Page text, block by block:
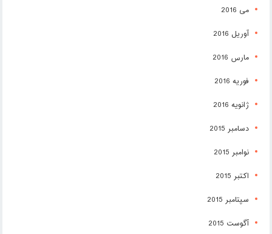
می 2016
آوریل 2016
مارس 2016
فوریه 2016
ژانویه 2016
دسامبر 2015
نوامبر 2015
اکتبر 2015
سپتامبر 2015
آگوست 2015